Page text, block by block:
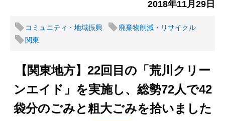
2018年11月29日
コミュニティ・地域振興
廃棄物削減・リサイクル
関東
【関東地方】22回目の「荒川クリー
ンエイド」を実施し、総勢72人で42
袋分のごみと粗大ごみを拾いました